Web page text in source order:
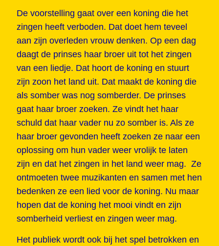
De voorstelling gaat over een koning die het
zingen heeft verboden. Dat doet hem teveel
aan zijn overleden vrouw denken. Op een dag
daagt de prinses haar broer uit tot het zingen
van een liedje. Dat hoort de koning en stuurt
zijn zoon het land uit. Dat maakt de koning die
als somber was nog somberder. De prinses
gaat haar broer zoeken. Ze vindt het haar
schuld dat haar vader nu zo somber is. Als ze
haar broer gevonden heeft zoeken ze naar een
oplossing om hun vader weer vrolijk te laten
zijn en dat het zingen in het land weer mag. Ze
ontmoeten twee muzikanten en samen met hen
bedenken ze een lied voor de koning. Nu maar
hopen dat de koning het mooi vindt en zijn
somberheid verliest en zingen weer mag.
Het publiek wordt ook bij het spel betrokken en